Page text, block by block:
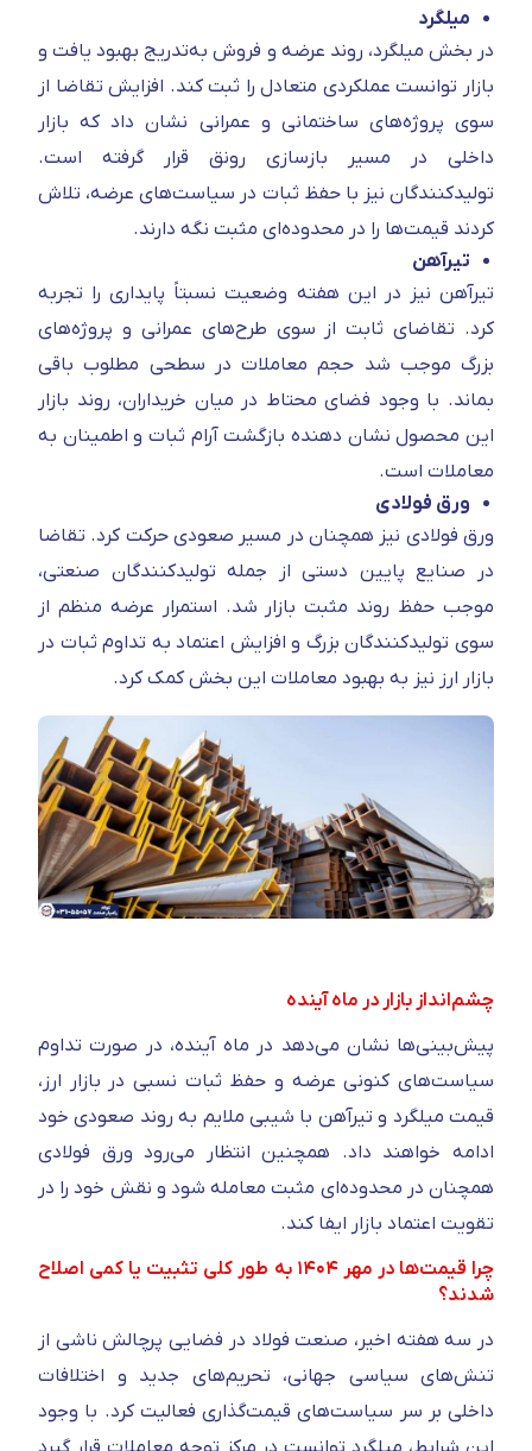
میلگرد
در بخش میلگرد، روند عرضه و فروش به‌تدریج بهبود یافت و
بازار توانست عملکردی متعادل را ثبت کند. افزایش تقاضا از
سوی پروژه‌های ساختمانی و عمرانی نشان داد که بازار
داخلی در مسیر بازسازی رونق قرار گرفته است.
تولیدکنندگان نیز با حفظ ثبات در سیاست‌های عرضه، تلاش
کردند قیمت‌ها را در محدوده‌ای مثبت نگه دارند.
تیرآهن
تیرآهن نیز در این هفته وضعیت نسبتاً پایداری را تجربه
کرد. تقاضای ثابت از سوی طرح‌های عمرانی و پروژه‌های
بزرگ موجب شد حجم معاملات در سطحی مطلوب باقی
بماند. با وجود فضای محتاط در میان خریداران، روند بازار
این محصول نشان‌ دهنده بازگشت آرام ثبات و اطمینان به
معاملات است.
ورق فولادی
ورق فولادی نیز همچنان در مسیر صعودی حرکت کرد. تقاضا
در صنایع پایین‌ دستی از جمله تولیدکنندگان صنعتی،
موجب حفظ روند مثبت بازار شد. استمرار عرضه منظم از
سوی تولیدکنندگان بزرگ و افزایش اعتماد به تداوم ثبات در
بازار ارز نیز به بهبود معاملات این بخش کمک کرد.
چشم‌انداز بازار در ماه آینده
پیش‌بینی‌ها نشان می‌دهد در ماه آینده، در صورت تداوم
سیاست‌های کنونی عرضه و حفظ ثبات نسبی در بازار ارز،
قیمت میلگرد و تیرآهن با شیبی ملایم به روند صعودی خود
ادامه خواهند داد. همچنین انتظار می‌رود ورق فولادی
همچنان در محدوده‌ای مثبت معامله شود و نقش خود را در
تقویت اعتماد بازار ایفا کند.
چرا قیمت‌ها در مهر ۱۴۰۴ به‌ طور کلی تثبیت یا کمی اصلاح
شدند؟
در سه هفته اخیر، صنعت فولاد در فضایی پرچالش ناشی از
تنش‌های سیاسی جهانی، تحریم‌های جدید و اختلافات
داخلی بر سر سیاست‌های قیمت‌گذاری فعالیت کرد. با وجود